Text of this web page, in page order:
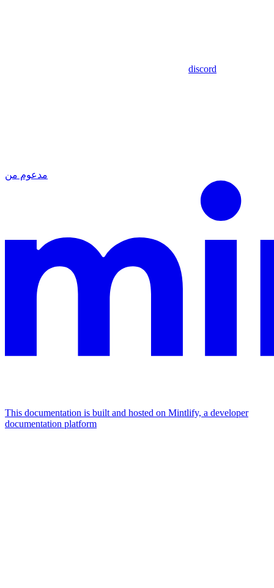
discord
مدعوم من
This documentation is built and hosted on Mintlify, a developer
documentation platform